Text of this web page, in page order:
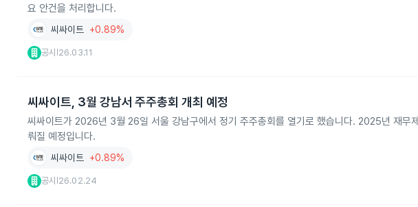
요 안건을 처리합니다.
씨싸이트 +0.89%
공시 26.03.11
씨싸이트, 3월 강남서 주주총회 개최 예정
씨싸이트가 2026년 3월 26일 서울 강남구에서 정기 주주총회를 열기로 했습니다. 2025년 재무
뤄질 예정입니다.
씨싸이트 +0.89%
공시 26.02.24